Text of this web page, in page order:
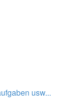
usw...